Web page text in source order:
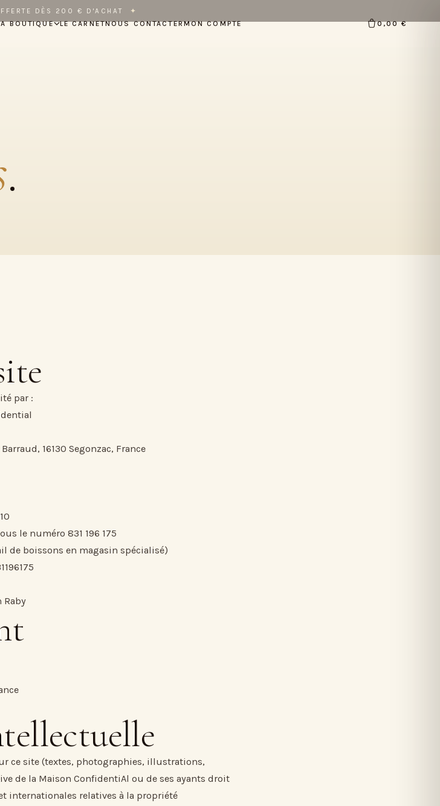
DÈS 200 € D'ACHAT ✦
BOUTIQUE LE CARNETNOUS CONTACTERMON COMPTE 0,00 €
.
par :
16130 Segonzac, France
le numéro 831 196 175
de boissons en magasin spécialisé)
Raby
ce site (textes, photographies, illustrations,
de la Maison ConfidentiAl ou de ses ayants droit
internationales relatives à la propriété